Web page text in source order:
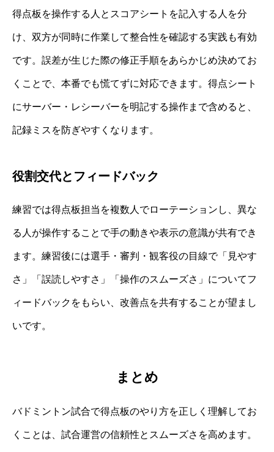
得点板を操作する人とスコアシートを記入する人を分
け、双方が同時に作業して整合性を確認する実践も有効
です。誤差が生じた際の修正手順をあらかじめ決めてお
くことで、本番でも慌てずに対応できます。得点シート
にサーバー・レシーバーを明記する操作まで含めると、
記録ミスを防ぎやすくなります。
役割交代とフィードバック
練習では得点板担当を複数人でローテーションし、異な
る人が操作することで手の動きや表示の意識が共有でき
ます。練習後には選手・審判・観客役の目線で「見やす
さ」「誤読しやすさ」「操作のスムーズさ」についてフ
ィードバックをもらい、改善点を共有することが望まし
いです。
まとめ
バドミントン試合で得点板のやり方を正しく理解してお
くことは、試合運営の信頼性とスムーズさを高めます。